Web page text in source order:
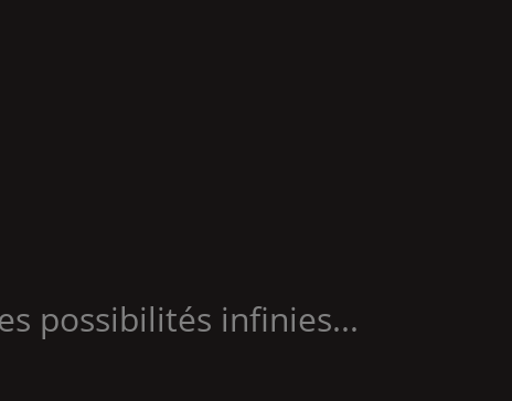
possibilités infinies...